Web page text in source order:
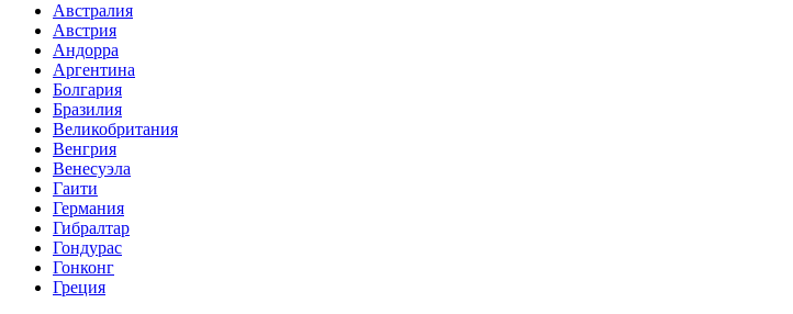
Австралия
Австрия
Андорра
Аргентина
Болгария
Бразилия
Великобритания
Венгрия
Венесуэла
Гаити
Германия
Гибралтар
Гондурас
Гонконг
Греция